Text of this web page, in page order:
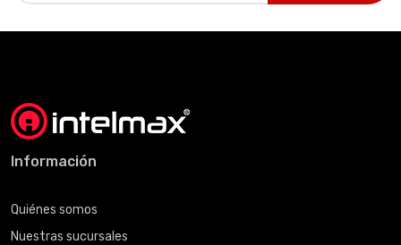
Información
Quiénes somos
Nuestras sucursales